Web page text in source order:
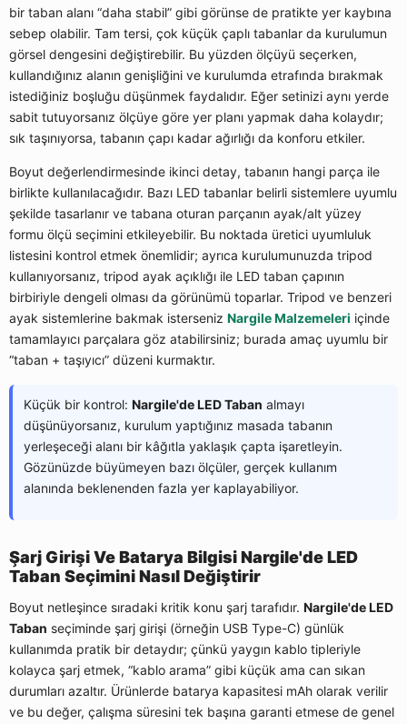
bir taban alanı “daha stabil” gibi görünse de pratikte yer kaybına
sebep olabilir. Tam tersi, çok küçük çaplı tabanlar da kurulumun
görsel dengesini değiştirebilir. Bu yüzden ölçüyü seçerken,
kullandığınız alanın genişliğini ve kurulumda etrafında bırakmak
istediğiniz boşluğu düşünmek faydalıdır. Eğer setinizi aynı yerde
sabit tutuyorsanız ölçüye göre yer planı yapmak daha kolaydır;
sık taşınıyorsa, tabanın çapı kadar ağırlığı da konforu etkiler.
Boyut değerlendirmesinde ikinci detay, tabanın hangi parça ile
birlikte kullanılacağıdır. Bazı LED tabanlar belirli sistemlere uyumlu
şekilde tasarlanır ve tabana oturan parçanın ayak/alt yüzey
formu ölçü seçimini etkileyebilir. Bu noktada üretici uyumluluk
listesini kontrol etmek önemlidir; ayrıca kurulumunuzda tripod
kullanıyorsanız, tripod ayak açıklığı ile LED taban çapının
birbiriyle dengeli olması da görünümü toparlar. Tripod ve benzeri
ayak sistemlerine bakmak isterseniz Nargile Malzemeleri içinde
tamamlayıcı parçalara göz atabilirsiniz; burada amaç uyumlu bir
“taban + taşıyıcı” düzeni kurmaktır.
Küçük bir kontrol: Nargile'de LED Taban almayı
düşünüyorsanız, kurulum yaptığınız masada tabanın
yerleşeceği alanı bir kâğıtla yaklaşık çapta işaretleyin.
Gözünüzde büyümeyen bazı ölçüler, gerçek kullanım
alanında beklenenden fazla yer kaplayabiliyor.
Şarj Girişi Ve Batarya Bilgisi Nargile'de LED
Taban Seçimini Nasıl Değiştirir
Boyut netleşince sıradaki kritik konu şarj tarafıdır. Nargile'de LED
Taban seçiminde şarj girişi (örneğin USB Type-C) günlük
kullanımda pratik bir detaydır; çünkü yaygın kablo tipleriyle
kolayca şarj etmek, “kablo arama” gibi küçük ama can sıkan
durumları azaltır. Ürünlerde batarya kapasitesi mAh olarak verilir
ve bu değer, çalışma süresini tek başına garanti etmese de genel